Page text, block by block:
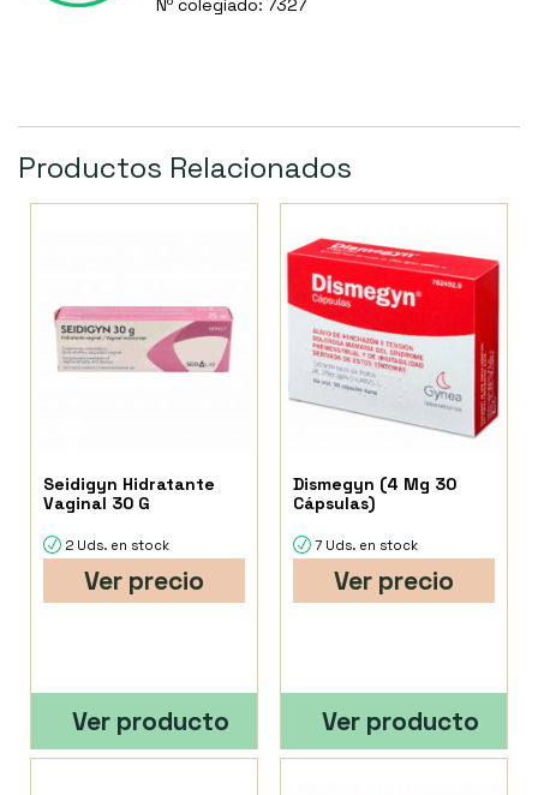
Nº colegiado: 7327
Productos Relacionados
Seidigyn Hidratante
Vaginal 30 G
2 Uds. en stock
Ver precio
Ver producto
Dismegyn (4 Mg 30
Cápsulas)
7 Uds. en stock
Ver precio
Ver producto